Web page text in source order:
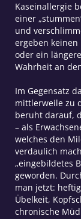
Kaseinallergie
einer
und
ergeben
oder ein
Wahrheit an
Im Gegensatz
mittlerweile zu
beruht darauf,
– als
welches den
verdaulich
„eingebildetes
geworden.
man jetzt:
Übelkeit,
chronische